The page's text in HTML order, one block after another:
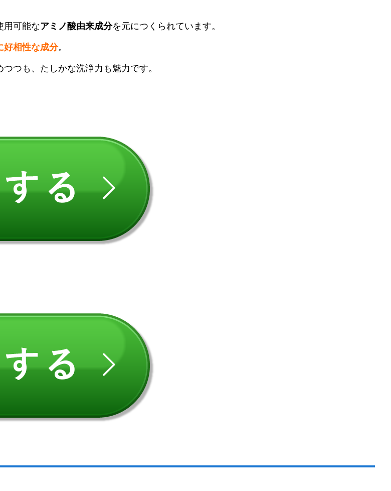
用可能なアミノ酸由来成分を元につくられています。
好相性な成分。
つも、たしかな洗浄力も魅力です。